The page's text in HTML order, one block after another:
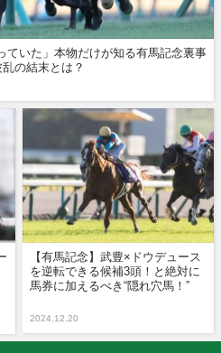
ていた」本物だけが知る有馬記念裏事
の結末とは？
【有馬記念】武豊×ドウデュース
を逆転できる候補3頭！と絶対に
馬券に加えるべき“隠れ穴馬！”
2024.12.20